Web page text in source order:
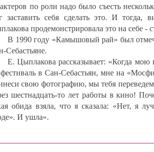
по роли надо было съесть
заставить себя сделать это. И тогда,
продемонстрировала это на себе -
В 1990 году «Камышовый рай» был
Себастьяне.
Е. Цыплакова рассказывает: «Когда мою
в Сан-Себастьян, мне на
свою фотографию, мы тебя
шестнадцать-то лет работы в кино!
обида взяла, что я сказала: «Нет, я
И ушла».